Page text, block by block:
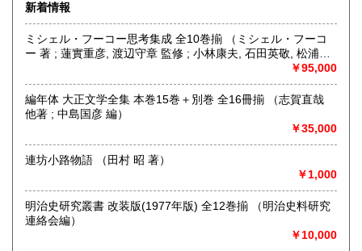
熊本県 600円 大分県 600円
宮崎県 600円 鹿児島県 600円
600円
〒983-0043
宮城県仙台市宮城野区萩野町 2-3-2
沿線名：-
最寄駅：仙台駅:徒歩15分 地下鉄南北線 広瀬通駅:徒歩10分
営業時間：〈店舗〉12:00～19:00
定休日：〈店舗〉月曜 〈事務所〉不定休
古書、古本、DVD,CD,LPなど買取致します。
北地方を中心に、茨城県、栃木県等関東近県への地域に出張
いたします。それ以外の地域も出張買取致します。
遠方や量が少ない場合など
新着情報
ミシェル・フーコー思考集成 全10巻揃 （ミシェル・フーコ
ー 著 ; 蓮實重彦, 渡辺守章 監修 ; 小林康夫, 石田英敬, 松浦寿
￥95,000
編年体 大正文学全集 本巻15巻＋別巻 全16冊揃 （志賀直哉
他著 ; 中島国彦 編）
￥35,000
連坊小路物語 （田村 昭 著）
￥1,000
明治史研究叢書 改装版(1977年版) 全12巻揃 （明治史料研究
連絡会編）
￥10,000